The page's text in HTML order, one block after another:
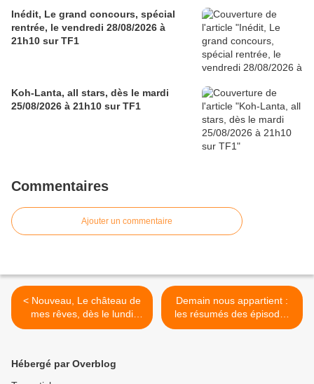
Inédit, Le grand concours, spécial
rentrée, le vendredi 28/08/2026 à
21h10 sur TF1
Koh-Lanta, all stars, dès le mardi
25/08/2026 à 21h10 sur TF1
Commentaires
Ajouter un commentaire
< Nouveau, Le château de
mes rêves, dès le lundi
25/07/2022 à 17h30 sur M6
Demain nous appartient :
les résumés des épisodes
du 25 au 29/07/2022 à
Hébergé par Overblog